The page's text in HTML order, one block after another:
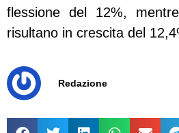
flessione del 12%,
risultano in crescita del
Redazione